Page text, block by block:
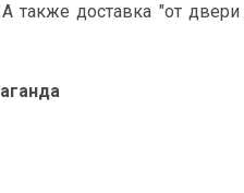
также доставка "от